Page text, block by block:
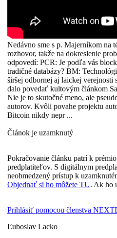
Nedávno sme s p. Majerníkom na
rozhovor, takže na dokreslenie
odpovedí: PCR: Je podľa vás
tradičné databázy? BM:
širšej odbornej aj laickej verejnosti
dalo povedať kultovým článkom
Nie je to skutočné meno, ale
autorov. Kvôli povahe projektu
Bitcoin nikdy nepr ...
Článok je uzamknutý
Pokračovanie článku patrí k
predplatiteľov. S digitálnym
neobmedzený prístup k
Objednať si ho môžete TU. Ak ho
Prihlásiť pomocou členstva
Ľuboslav Lacko